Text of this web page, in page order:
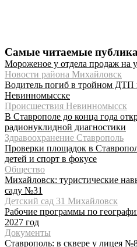
Самые читаемые
Мороженое у отдела продаж на
Новости района Михайловск
Водитель погиб в тройном ДТП
Невинномысске
Происшествия Невинномысск
В Ставрополе до конца года
радионуклидной диагностики
Здравоохранение Ставрополь
Проверки площадок в
детей и спорт в фокусе
Общество
Михайловск: туристические
саду №31
Детский сад 31 Михайловск
Рабочие программы по
2027 год
Документы
Ставрополь: в сквере у лицея